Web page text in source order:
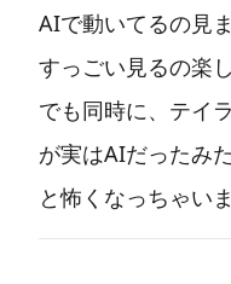
AIで動いてるの見
すっごい見るの楽
でも同時に、テイ
が実はAIだったみ
と怖くなっちゃい